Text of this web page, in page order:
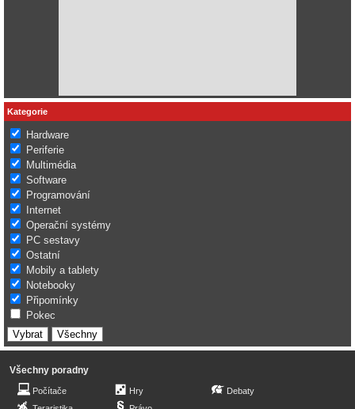
Kategorie
Hardware
Periferie
Multimédia
Software
Programování
Internet
Operační systémy
PC sestavy
Ostatní
Mobily a tablety
Notebooky
Připomínky
Pokec
Všechny poradny
Počítače
Hry
Debaty